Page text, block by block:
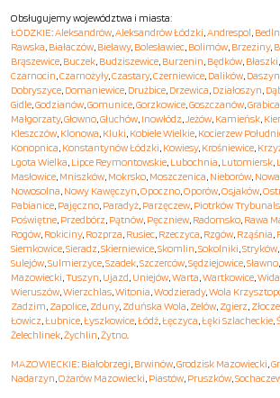
Obsługujemy województwa i miasta:
ŁÓDZKIE:Aleksandrów,Aleksandrów Łódzki,Andrespol,
Rawska, Białaczów, Bielawy, Bolesławiec, Bolimów, Brzeziny,
Brąszewice, Buczek, Budziszewice, Burzenin, Będków, Błaszki,
Czarnocin,Czarnożyły,Czastary,Czerniewice, Dalików,
Dobryszyce, Domaniewice, Drużbice, Drzewica, Działoszyn,
Gidle,Godzianów,Gomunice,Gorzkowice,Goszczanów,Grabica
Małgorzaty,Głowno,Głuchów, Inowłódz,Jeżów, Kamieńsk,
Kleszczów, Klonowa, Kluki, Kobiele Wielkie, Kocierzew
Konopnica, Konstantynów Łódzki, Kowiesy, Krośniewice,
Lgota Wielka, Lipce Reymontowskie, Lubochnia, Lutomiersk,
Masłowice, Mniszków, Mokrsko, Moszczenica, Nieborów,
Nowosolna, Nowy Kawęczyn,Opoczno,Oporów,Osjaków,
Pabianice, Pajęczno, Paradyż, Parzęczew, Piotrków
Poświętne, Przedbórz, Pątnów, Pęczniew, Radomsko, Rawa
Rogów, Rokiciny, Rozprza, Rusiec, Rzeczyca, Rzgów, Rząśnia,
Siemkowice,Sieradz,Skierniewice,Skomlin,Sokolniki,Stryków,
Sulejów,Sulmierzyce,Szadek,Szczerców,Sędziejowice,Sławno,
Mazowiecki,Tuszyn, Ujazd, Uniejów,Warta,Wartkowice,
Wieruszów,Wierzchlas,Witonia,Wodzierady,Wola
Zadzim, Zapolice, Zduny, Zduńska Wola, Zelów, Zgierz,
Łowicz,Łubnice,Łyszkowice,Łódź,Łęczyca,Łęki Szlacheckie,
Żelechlinek,Żychlin,Żytno.
MAZOWIECKIE: Białobrzegi, Brwinów,Grodzisk Mazowiecki,
Nadarzyn,Ożarów Mazowiecki, Piastów, Pruszków,